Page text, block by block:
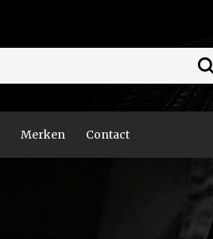
Merken Contact